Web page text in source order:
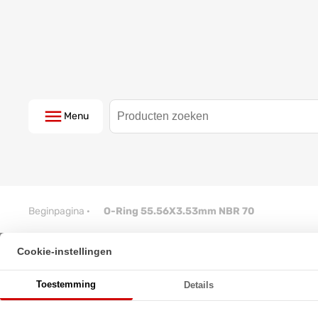
Menu
Beginpagina · O-Ring 55.56X3.53mm NBR 70
Cookie-instellingen
Toestemming Details
O-Ring 55.56X3.53mm NBR 70
★★★★★
★★★★★